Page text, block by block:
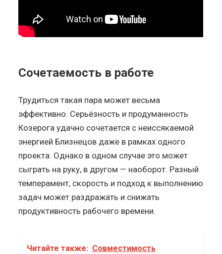
Сочетаемость в работе
Трудиться такая пара может весьма
эффективно. Серьёзность и продуманность
Козерога удачно сочетается с неиссякаемой
энергией Близнецов даже в рамках одного
проекта. Однако в одном случае это может
сыграть на руку, в другом — наоборот. Разный
темперамент, скорость и подход к выполнению
задач может раздражать и снижать
продуктивность рабочего времени.
Читайте также: Совместимость